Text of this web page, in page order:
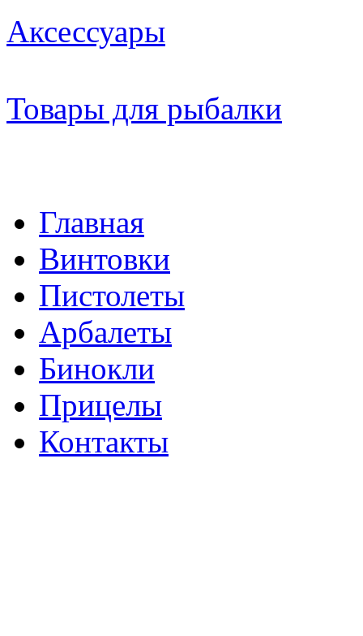
Аксессуары
Товары для рыбалки
Главная
Винтовки
Пистолеты
Арбалеты
Бинокли
Прицелы
Контакты